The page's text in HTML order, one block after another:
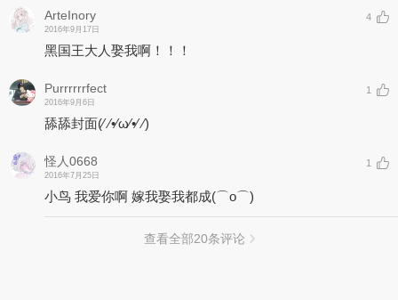
ArteInory
2016年9月17日
4
黑国王大人娶我啊！！！
Purrrrrrfect
2016年9月6日
1
舔舔封面(⁄ ⁄•⁄ω⁄•⁄ ⁄)
怪人0668
2016年7月25日
1
小鸟 我爱你啊 嫁我娶我都成(⌒o⌒)
查看全部20条评论